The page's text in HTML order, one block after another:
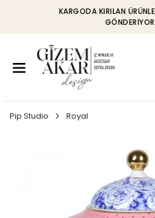
KARGODA KIRILAN
Pip Studio Royal